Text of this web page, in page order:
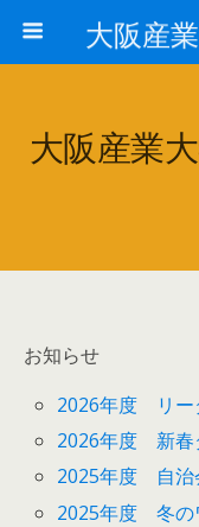
大阪産業
お知らせ
2026年度 リー
2026年度 新
2025年度 自治
2025年度 冬の